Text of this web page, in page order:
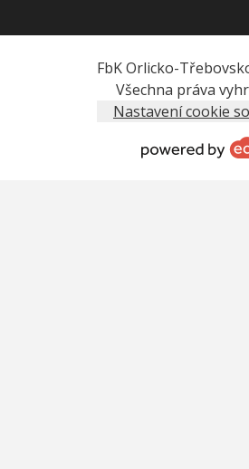
FbK Orlicko-
Všechna práva
Nastavení cookie